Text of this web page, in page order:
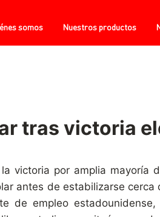
somos Nuestros productos
tras victoria
victoria por amplia mayoría
antes de estabilizarse cerca
de empleo